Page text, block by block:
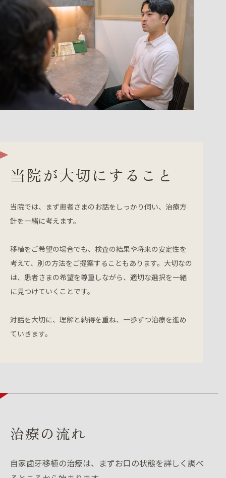
当院が大切にすること
当院では、まず患者さまのお話をしっかり伺い、治療方
針を一緒に考えます。
移植をご希望の場合でも、検査の結果や将来の安定性を
考えて、別の方法をご提案することもあります。大切なの
は、患者さまの希望を尊重しながら、適切な選択を一緒
に見つけていくことです。
対話を大切に、理解と納得を重ね、一歩ずつ治療を進め
ていきます。
治療の流れ
自家歯牙移植の治療は、まずお口の状態を詳しく調べ